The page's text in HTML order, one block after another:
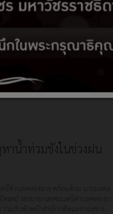
น้ำท่วมขังในช่วงฝน
รีตำบลคลองยาง พร้อมด้วย นายมงคล
เหย่ รองนายกเทศมนตรีตำบลคลองยาง,
วมกับหัวหน้าสำนักปลัดและกองช่าง…